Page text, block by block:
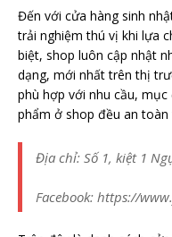
Đến với cửa hàng sinh
trải nghiệm thú vị khi lựa
biệt, shop luôn cập nhật
dạng, mới nhất trên thị
phù hợp với nhu cầu, mục
phẩm ở shop đều an toàn
Địa chỉ: Số 1, kiệt 1
Facebook: https://